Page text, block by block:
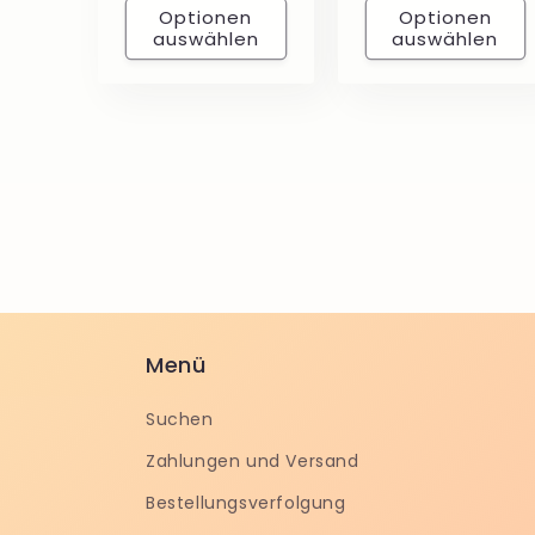
Optionen
auswählen
Optionen
auswählen
Menü
Suchen
Zahlungen und Versand
Bestellungsverfolgung